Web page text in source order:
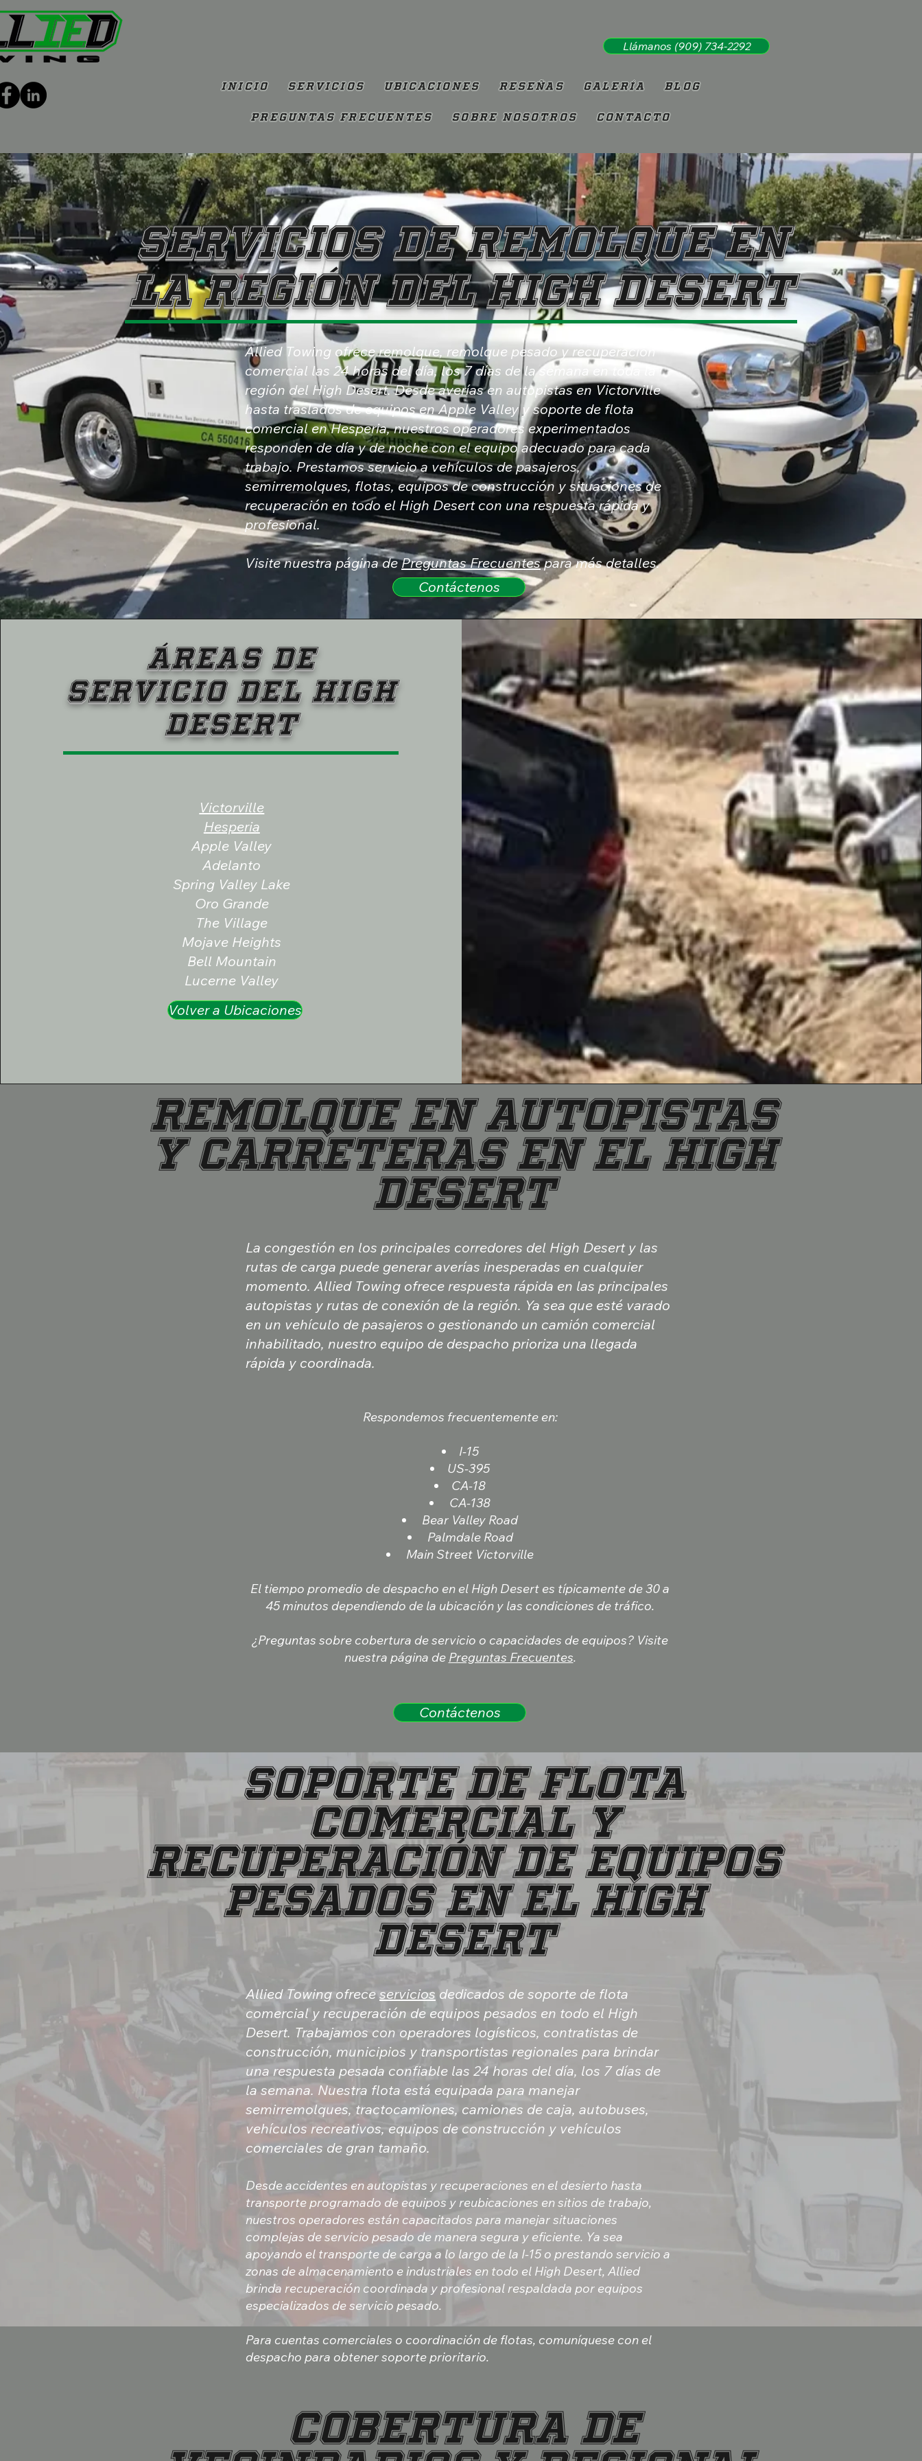
Llámanos (909) 734-2292
Inicio Servicios Ubicaciones Reseñas Galería Blog
Preguntas Frecuentes Sobre Nosotros Contacto
Servicios de remolque en
la región del HIGH DESERT
Allied Towing ofrece remolque, remolque pesado y recuperación
comercial las 24 horas del día, los 7 días de la semana en toda la
región del High Desert. Desde averías en autopistas en Victorville
hasta traslados de equipos en Apple Valley y soporte de flota
comercial en Hesperia, nuestros operadores experimentados
responden de día y de noche con el equipo adecuado para cada
trabajo. Prestamos servicio a vehículos de pasajeros,
semirremolques, flotas, equipos de construcción y situaciones de
recuperación en todo el High Desert con una respuesta rápida y
profesional.
Visite nuestra página dePreguntas Frecuentespara más detalles.
Contáctenos
Áreas de
servicio del HIGH
Desert
Volver a Ubicaciones
Victorville
Hesperia
Apple Valley
Adelanto
Spring Valley Lake
Oro Grande
The Village
Mojave Heights
Bell Mountain
Lucerne Valley
REMOLQUE EN AUTOPISTAS
Y CARRETERAS EN EL HIGH
DESERT
La congestión en los principales corredores del High Desert y las
rutas de carga puede generar averías inesperadas en cualquier
momento. Allied Towing ofrece respuesta rápida en las principales
autopistas y rutas de conexión de la región. Ya sea que esté varado
en un vehículo de pasajeros o gestionando un camión comercial
inhabilitado, nuestro equipo de despacho prioriza una llegada
rápida y coordinada.
Respondemos frecuentemente en:
I-15
US-395
CA-18
CA-138
Bear Valley Road
Palmdale Road
Main Street Victorville
El tiempo promedio de despacho en el High Desert es típicamente de 30 a
45 minutos dependiendo de la ubicación y las condiciones de tráfico.
¿Preguntas sobre cobertura de servicio o capacidades de equipos? Visite
nuestra página de Preguntas Frecuentes.
Contáctenos
SOPORTE DE FLOTA
COMERCIAL Y
RECUPERACIÓN DE EQUIPOS
PESADOS EN EL HIGH
DESERT
Allied Towing ofrece servicios dedicados de soporte de flota
comercial y recuperación de equipos pesados en todo el High
Desert. Trabajamos con operadores logísticos, contratistas de
construcción, municipios y transportistas regionales para brindar
una respuesta pesada confiable las 24 horas del día, los 7 días de
la semana. Nuestra flota está equipada para manejar
semirremolques, tractocamiones, camiones de caja, autobuses,
vehículos recreativos, equipos de construcción y vehículos
comerciales de gran tamaño.
Desde accidentes en autopistas y recuperaciones en el desierto hasta
transporte programado de equipos y reubicaciones en sitios de trabajo,
nuestros operadores están capacitados para manejar situaciones
complejas de servicio pesado de manera segura y eficiente. Ya sea
apoyando el transporte de carga a lo largo de la I-15 o prestando servicio a
zonas de almacenamiento e industriales en todo el High Desert, Allied
brinda recuperación coordinada y profesional respaldada por equipos
especializados de servicio pesado.
Para cuentas comerciales o coordinación de flotas, comuníquese con el
despacho para obtener soporte prioritario.
COBERTURA DE